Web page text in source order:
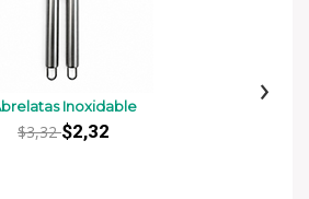
Inoxidable
$3,32$2,32
›